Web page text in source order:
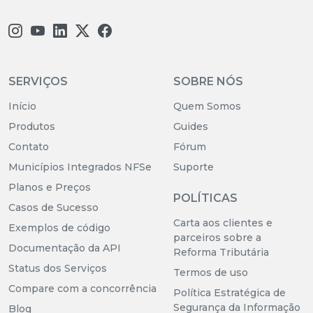
SERVIÇOS
Início
Produtos
Contato
Municípios Integrados NFSe
Planos e Preços
Casos de Sucesso
Exemplos de código
Documentação da API
Status dos Serviços
Compare com a concorrência
Blog
SOBRE NÓS
Quem Somos
Guides
Fórum
Suporte
POLÍTICAS
Carta aos clientes e
parceiros sobre a
Reforma Tributária
Termos de uso
Política Estratégica de
Segurança da Informação